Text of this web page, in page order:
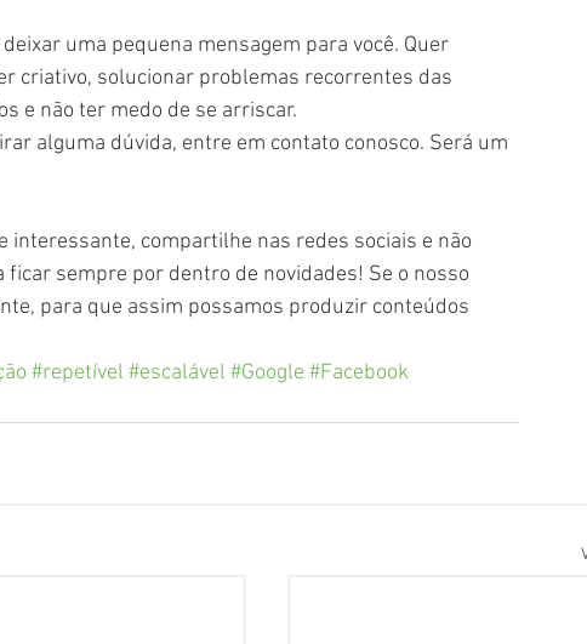
uma pequena mensagem para você. Quer
criativo, solucionar problemas recorrentes das
e não ter medo de se arriscar.
alguma dúvida, entre em contato conosco. Será um
interessante, compartilhe nas redes sociais e não
sempre por dentro de novidades! Se o nosso
para que assim possamos produzir conteúdos
#repetível #escalável #Google #Facebook